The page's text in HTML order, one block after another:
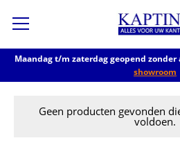
Maandag t/m zaterdag geopend
showroom
Geen producten gevonden
voldoen.